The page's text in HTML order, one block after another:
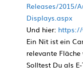
Releases/2015/
Displays.aspx
Und hier:
Ein Nit ist ein
relevante Fläche
Solltest Du als